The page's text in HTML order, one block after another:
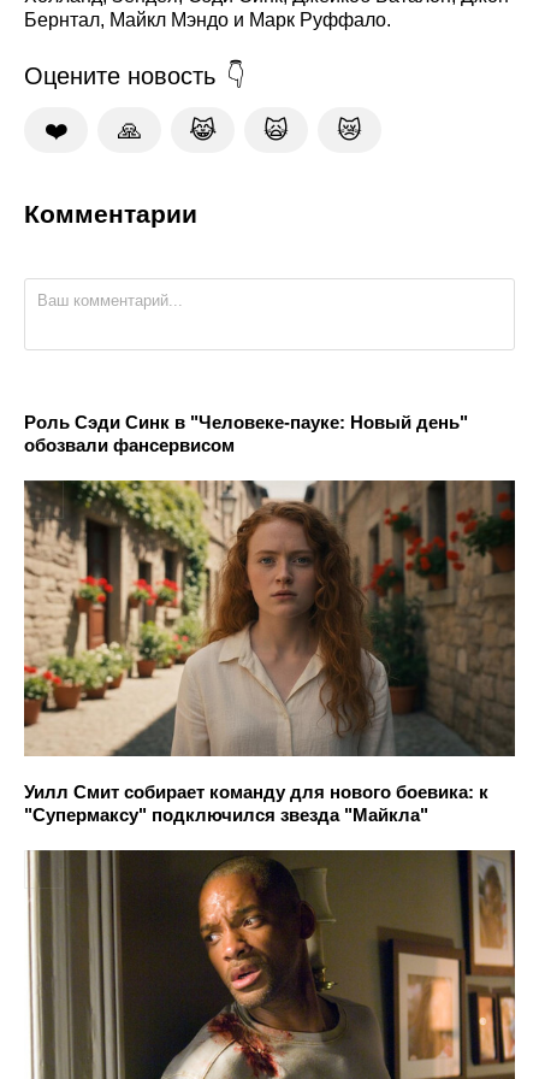
Бернтал, Майкл Мэндо и Марк Руффало.
Оцените новость
❤️ 🙏 😹 🙀 😿
Комментарии
Роль Сэди Синк в "Человеке-пауке: Новый день"
обозвали фансервисом
Уилл Смит собирает команду для нового боевика: к
"Супермаксу" подключился звезда "Майкла"